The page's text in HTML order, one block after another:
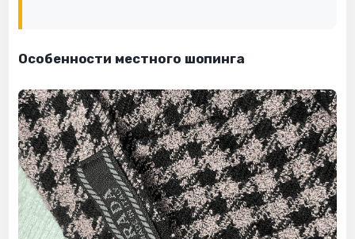
Особенности местного шопинга